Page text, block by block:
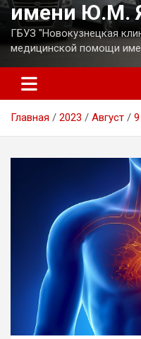
имени Ю.М.
ГБУЗ "Новокузнецкая
медицинской помощи
Главная 2023 Август 9